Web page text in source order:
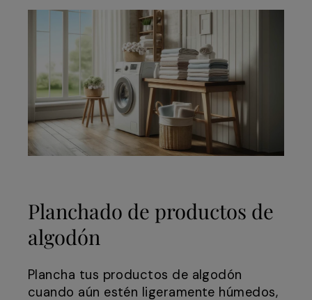
Planchado de productos de
algodón
Plancha tus productos de algodón
cuando aún estén ligeramente húmedos,